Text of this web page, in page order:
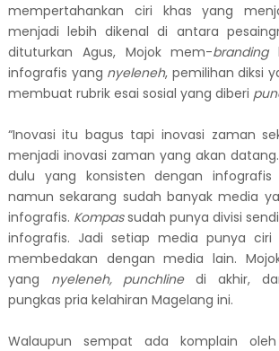
mempertahankan ciri khas yang
menjadi lebih dikenal di antara
dituturkan Agus, Mojok mem-branding
infografis yang nyeleneh, pemilihan diksi
membuat rubrik esai sosial yang diberi
“Inovasi itu bagus tapi inovasi zaman
menjadi inovasi zaman yang akan
dulu yang konsisten dengan infografis
namun sekarang sudah banyak media
infografis. Kompassudah punya divisi
infografis. Jadi setiap media punya
membedakan dengan media lain.
yang nyeleneh, punchlinedi akhir,
pungkas pria kelahiran Magelang ini.
Walaupun sempat ada komplain